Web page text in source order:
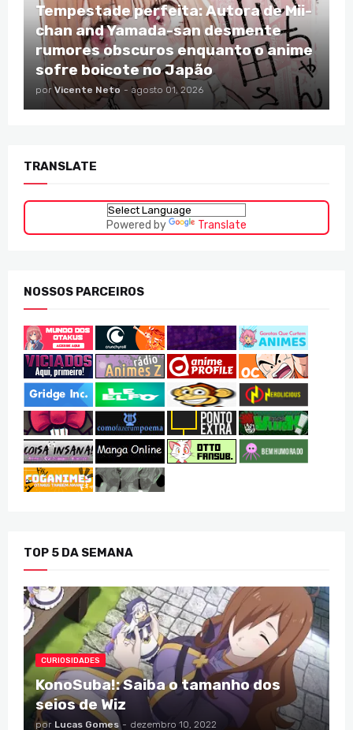
Tempestade perfeita: Autora de Mii-
chan and Yamada-san desmente
rumores obscuros enquanto o anime
sofre boicote no Japão
por Vicente Neto - agosto 01, 2026
TRANSLATE
Powered by Translate
NOSSOS PARCEIROS
TOP 5 DA SEMANA
CURIOSIDADES
KonoSuba!: Saiba o tamanho dos
seios de Wiz
por Lucas Gomes - dezembro 10, 2022